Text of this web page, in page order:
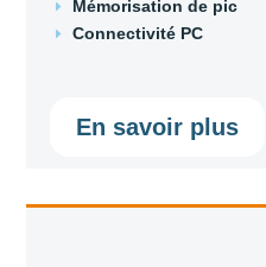
E Mémorisation de pic
E Connectivité PC
En savoir plus